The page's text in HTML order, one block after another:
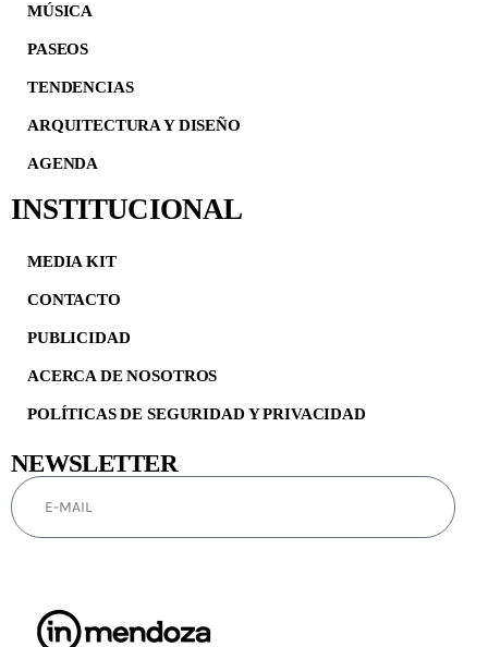
MÚSICA
PASEOS
TENDENCIAS
ARQUITECTURA Y DISEÑO
AGENDA
INSTITUCIONAL
MEDIA KIT
CONTACTO
PUBLICIDAD
ACERCA DE NOSOTROS
POLÍTICAS DE SEGURIDAD Y PRIVACIDAD
NEWSLETTER